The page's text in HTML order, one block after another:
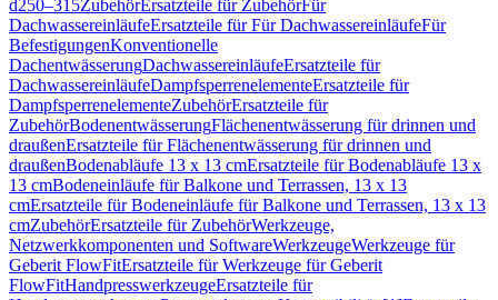
d250–315ZubehörErsatzteile für ZubehörFür
DachwassereinläufeErsatzteile für Für DachwassereinläufeFür
BefestigungenKonventionelle
DachentwässerungDachwassereinläufeErsatzteile für
DachwassereinläufeDampfsperrenelementeErsatzteile für
DampfsperrenelementeZubehörErsatzteile für
ZubehörBodenentwässerungFlächenentwässerung für drinnen und
draußenErsatzteile für Flächenentwässerung für drinnen und
draußenBodenabläufe 13 x 13 cmErsatzteile für Bodenabläufe 13 x
13 cmBodeneinläufe für Balkone und Terrassen, 13 x 13
cmErsatzteile für Bodeneinläufe für Balkone und Terrassen, 13 x 13
cmZubehörErsatzteile für ZubehörWerkzeuge,
Netzwerkkomponenten und SoftwareWerkzeugeWerkzeuge für
Geberit FlowFitErsatzteile für Werkzeuge für Geberit
FlowFitHandpresswerkzeugeErsatzteile für